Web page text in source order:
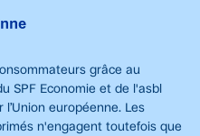
grâce au
SPF Economie et de l'asbl
européenne. Les
n'engagent toutefois que